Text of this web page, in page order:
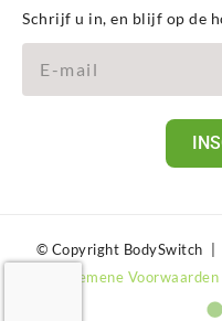
Schrijf u in, en blijf op de
© Copyright BodySwitch |
Algemene Voorwaarden